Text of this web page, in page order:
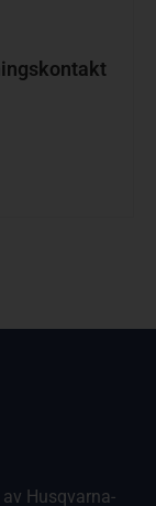
Husqvarna-